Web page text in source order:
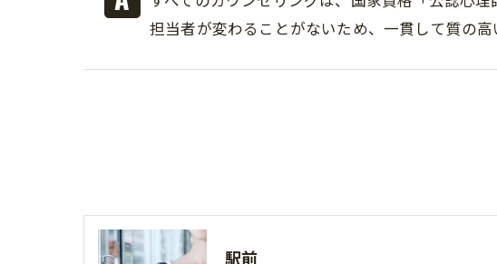
担当者が変わることがないため、一貫して質の高
駅前